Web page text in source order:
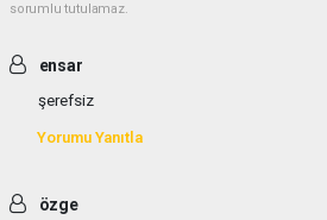
sorumlu tutulamaz.
ensar
şerefsiz
Yorumu Yanıtla
özge